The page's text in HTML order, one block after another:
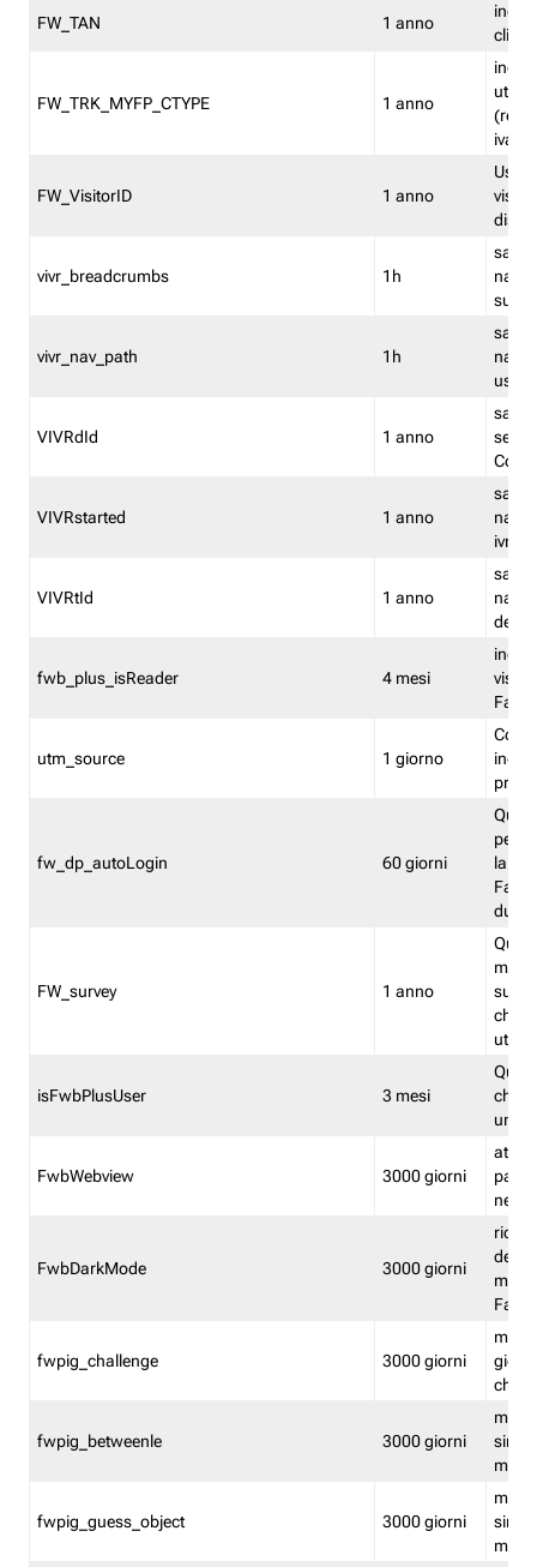
FW_TAN 1 anno
FW_TRK_MYFP_CTYPE 1 anno
iva/
FW_VisitorID 1 anno
vivr_breadcrumbs 1h
salva
su
vivr_nav_path 1h
salva
VIVRdId 1 anno
salva
Convy
VIVRstarted 1 anno
salva
ivr
VIVRtId 1 anno
salva
del
fwb_plus_isReader 4 mesi
utm_source 1 giorno
fw_dp_autoLogin 60 giorni
la
FW_survey 1 anno
utenti
isFwbPlusUser 3 mesi
che
una
FwbWebview 3000 giorni
attiva
FwbDarkMode 3000 giorni
fwpig_challenge 3000 giorni
fwpig_betweenle 3000 giorni
fwpig_guess_object 3000 giorni